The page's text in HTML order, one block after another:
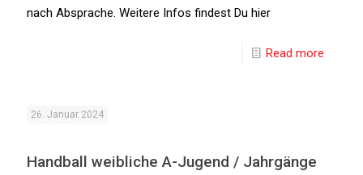
nach Absprache. Weitere Infos findest Du hier
Read more
26. Januar 2024
Handball weibliche A-Jugend / Jahrgänge